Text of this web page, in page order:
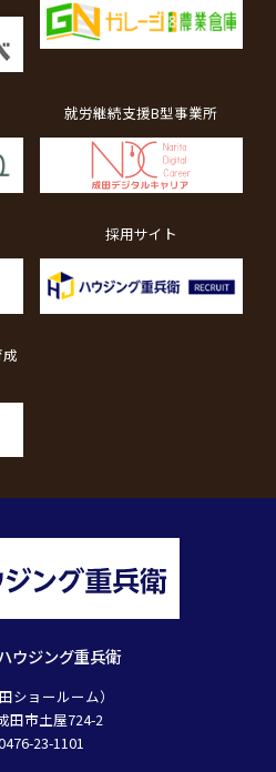
ウジング重兵衛
ショールーム）
田市土屋724-2
23-1101
就労継続支援B型事業所
採用サイト